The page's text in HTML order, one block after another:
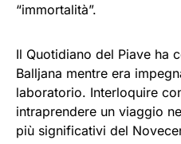
“immortalità”.
Il Quotidiano del Piave ha
Balljana mentre era
laboratorio. Interloquire
intraprendere un viaggio
più significativi del